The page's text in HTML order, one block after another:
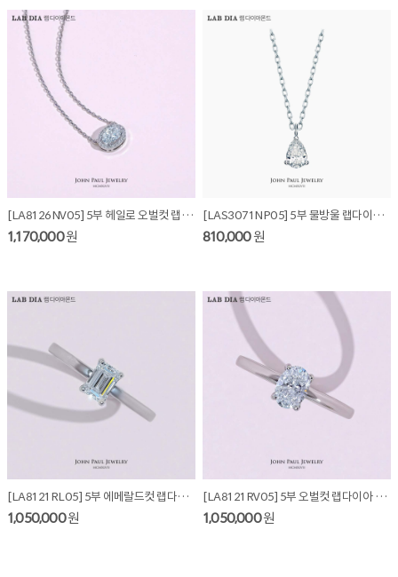
[LA8126NV05] 5부 헤일로 오벌컷 랩다이아 목걸이
1,170,000원
[LAS3071NP05] 5부 물방울 랩다이아몬드 목걸이
810,000 원
[LA8121RL05] 5부 에메랄드컷 랩다이아 반지
1,050,000원
[LA8121RV05] 5부 오벌컷 랩다이아 반지
1,050,000원